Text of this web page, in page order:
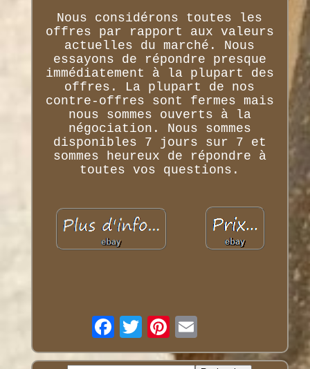
Nous considérons toutes les
offres par rapport aux valeurs
actuelles du marché. Nous
essayons de répondre presque
immédiatement à la plupart des
offres. La plupart de nos
contre-offres sont fermes mais
nous sommes ouverts à la
négociation. Nous sommes
disponibles 7 jours sur 7 et
sommes heureux de répondre à
toutes vos questions.